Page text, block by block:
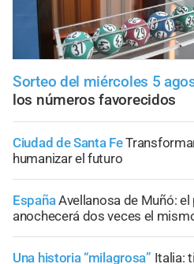
Sorteo del miércoles 5
los números favorecidos
Ciudad de Santa Fe
humanizar el futuro
EspañaAvellanosa de Muñó:
anochecerá dos veces el
Una historia “milagrosa” Italia: